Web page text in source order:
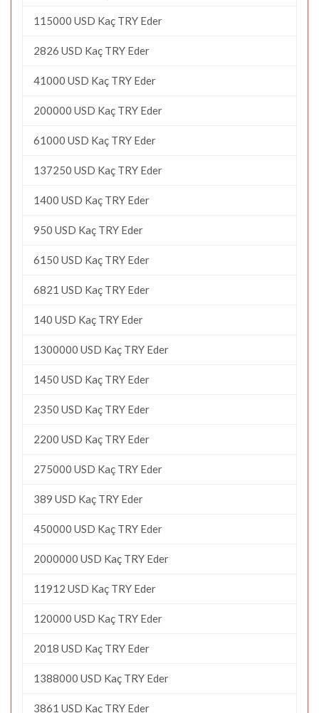
115000 USD Kaç TRY Eder
2826 USD Kaç TRY Eder
41000 USD Kaç TRY Eder
200000 USD Kaç TRY Eder
61000 USD Kaç TRY Eder
137250 USD Kaç TRY Eder
1400 USD Kaç TRY Eder
950 USD Kaç TRY Eder
6150 USD Kaç TRY Eder
6821 USD Kaç TRY Eder
140 USD Kaç TRY Eder
1300000 USD Kaç TRY Eder
1450 USD Kaç TRY Eder
2350 USD Kaç TRY Eder
2200 USD Kaç TRY Eder
275000 USD Kaç TRY Eder
389 USD Kaç TRY Eder
450000 USD Kaç TRY Eder
2000000 USD Kaç TRY Eder
11912 USD Kaç TRY Eder
120000 USD Kaç TRY Eder
2018 USD Kaç TRY Eder
1388000 USD Kaç TRY Eder
3861 USD Kaç TRY Eder